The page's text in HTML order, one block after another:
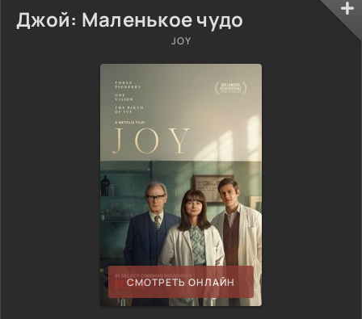
Джой: Маленькое чудо
JOY
СМОТРЕТЬ ОНЛАЙН